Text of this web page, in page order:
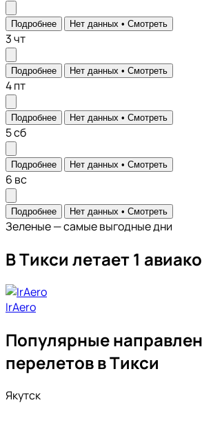
Подробнее Нет данных • Смотреть
3чт
Подробнее Нет данных • Смотреть
4пт
Подробнее Нет данных • Смотреть
5сб
Подробнее Нет данных • Смотреть
6 вс
Подробнее Нет данных • Смотреть
Зеленые — самые выгодные дни
В Тикси летает 1
IrAero
Популярные
перелетов в Тикси
Якутск